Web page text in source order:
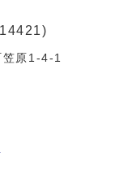
笠原1-4-1